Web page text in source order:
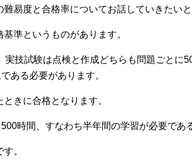
易度と合格率についてお話していきたいと
準というものがあります。
実技試験は点検と作成どちらも問題ごとに
ある必要があります。
きに合格となります。
時間、すなわち半年間の学習が必要であ
。